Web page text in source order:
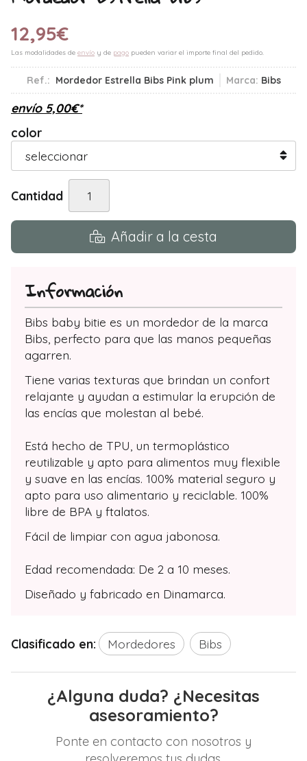
12,95€
Las modalidades de envío y de pago pueden variar el importe final del pedido.
Ref.: Mordedor Estrella Bibs Pink plum Marca: Bibs
envío 5,00€*
color
Cantidad
Añadir a la cesta
Información
Bibs baby bitie es un mordedor de la marca
Bibs, perfecto para que las manos pequeñas
agarren.
Tiene varias texturas que brindan un confort
relajante y ayudan a estimular la erupción de
las encías que molestan al bebé.
Está hecho de TPU, un termoplástico
reutilizable y apto para alimentos muy flexible
y suave en las encías. 100% material seguro y
apto para uso alimentario y reciclable. 100%
libre de BPA y ftalatos.
Fácil de limpiar con agua jabonosa.
Edad recomendada: De 2 a 10 meses.
Diseñado y fabricado en Dinamarca.
Clasificado en: Mordedores Bibs
¿Alguna duda? ¿Necesitas
asesoramiento?
Ponte en contacto con nosotros y